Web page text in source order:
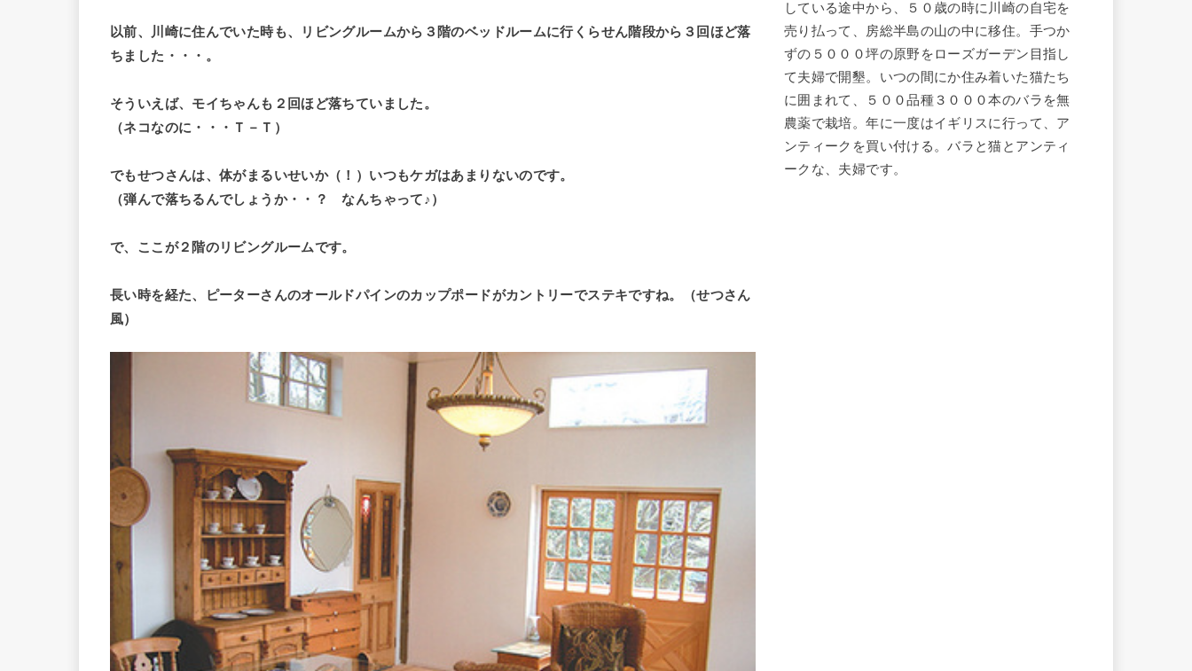
以前、川崎に住んでいた時も、リビングルームから３階のベッドルームに行くらせん階段から３回ほど落
ちました・・・。
そういえば、モイちゃんも２回ほど落ちていました。
（ネコなのに・・・Ｔ－Ｔ）
でもせつさんは、体がまるいせいか（！）いつもケガはあまりないのです。
（弾んで落ちるんでしょうか・・？ なんちゃって♪）
で、ここが２階のリビングルームです。
長い時を経た、ピーターさんのオールドパインのカップポードがカントリーでステキですね。（せつさん
風）
している途中から、５０歳の時に川崎の自宅を
売り払って、房総半島の山の中に移住。手つか
ずの５０００坪の原野をローズガーデン目指し
て夫婦で開墾。いつの間にか住み着いた猫たち
に囲まれて、５００品種３０００本のバラを無
農薬で栽培。年に一度はイギリスに行って、ア
ンティークを買い付ける。バラと猫とアンティ
ークな、夫婦です。